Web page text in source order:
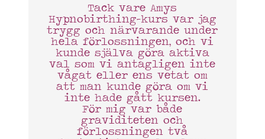
Tack vare Amys
Hypnobirthing-kurs var jag
trygg och närvarande under
hela förlossningen, och vi
kunde själva göra aktiva
val som vi antagligen inte
vågat eller ens vetat om
att man kunde göra om vi
inte hade gått kursen.
För mig var både
graviditeten och
förlossningen två